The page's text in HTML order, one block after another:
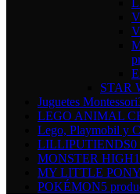
STAR
Juguetes Montessori
LEGO ANIMAL
Lego, Playmobil y
LILLIPUTIENDS0
MONSTER HIGH
MY LITTLE PONY
POKÉMON5